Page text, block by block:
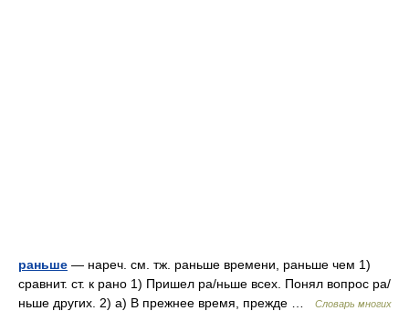
раньше — нареч. см. тж. раньше времени, раньше чем 1)
сравнит. ст. к рано 1) Пришел ра/ньше всех. Понял вопрос ра/
ньше других. 2) а) В прежнее время, прежде …
Словарь многих